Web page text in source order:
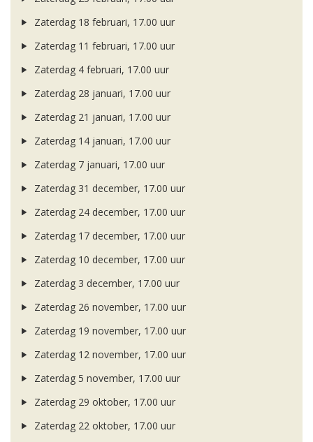
Zaterdag 18 februari, 17.00 uur
Zaterdag 11 februari, 17.00 uur
Zaterdag 4 februari, 17.00 uur
Zaterdag 28 januari, 17.00 uur
Zaterdag 21 januari, 17.00 uur
Zaterdag 14 januari, 17.00 uur
Zaterdag 7 januari, 17.00 uur
Zaterdag 31 december, 17.00 uur
Zaterdag 24 december, 17.00 uur
Zaterdag 17 december, 17.00 uur
Zaterdag 10 december, 17.00 uur
Zaterdag 3 december, 17.00 uur
Zaterdag 26 november, 17.00 uur
Zaterdag 19 november, 17.00 uur
Zaterdag 12 november, 17.00 uur
Zaterdag 5 november, 17.00 uur
Zaterdag 29 oktober, 17.00 uur
Zaterdag 22 oktober, 17.00 uur